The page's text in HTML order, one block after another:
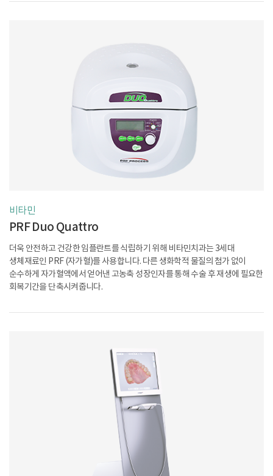
비타민
PRF Duo Quattro
더욱 안전하고 건강한 임플란트를 식립하기 위해 비타민치과는 3세대
생체재료인 PRF (자가혈)를 사용합니다. 다른 생화학적 물질의 첨가 없이
순수하게 자가혈액에서 얻어낸 고농축 성장인자를 통해 수술 후 재생에 필요한
회복기간을 단축시켜줍니다.